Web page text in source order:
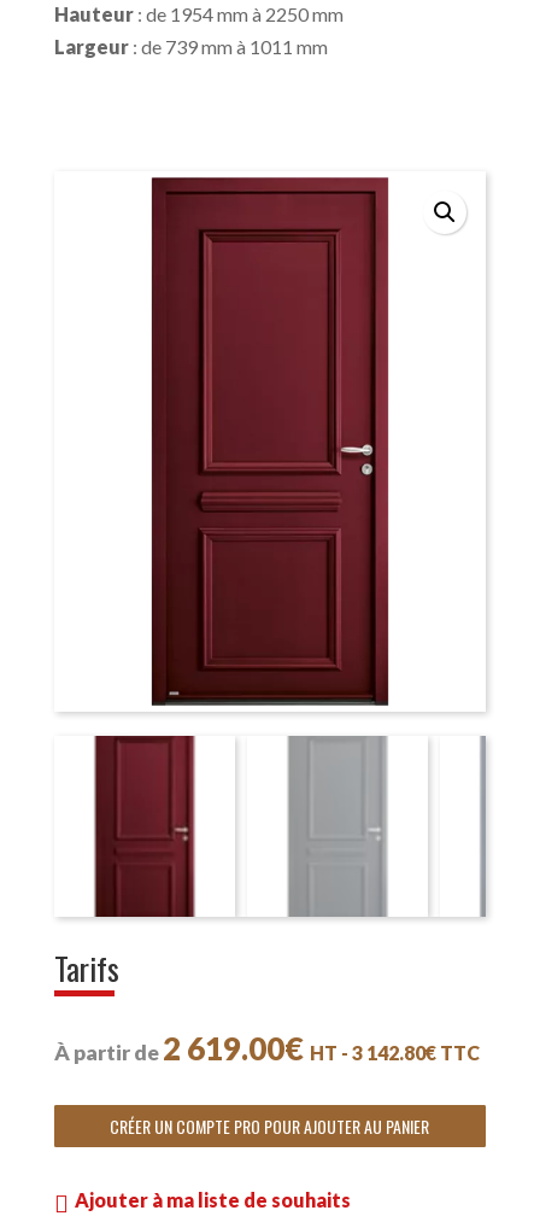
Hauteur: de 1954 mm à 2250 mm
Largeur: de 739 mm à 1011 mm
Tarifs
2 619.00€ HT - 3 142.80€TTC
CRÉER UN COMPTE PRO POUR AJOUTER AU PANIER
Ajouter à ma liste de souhaits